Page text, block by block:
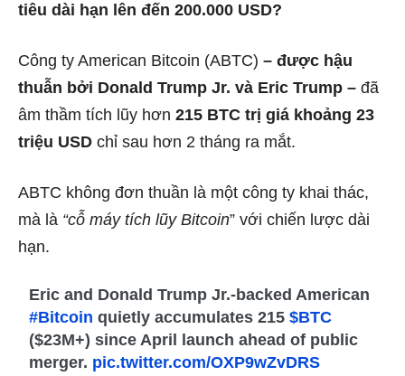
tiêu dài hạn lên đến 200.000 USD?
Công ty American Bitcoin (ABTC) – được hậu
thuẫn bởi Donald Trump Jr. và Eric Trump – đã
âm thầm tích lũy hơn 215 BTC trị giá khoảng 23
triệu USD chỉ sau hơn 2 tháng ra mắt.
ABTC không đơn thuần là một công ty khai thác,
mà là “cỗ máy tích lũy Bitcoin” với chiến lược dài
hạn.
Eric and Donald Trump Jr.-backed American
#Bitcoin quietly accumulates 215$BTC
($23M+) since April launch ahead of public
merger. pic.twitter.com/OXP9wZvDRS